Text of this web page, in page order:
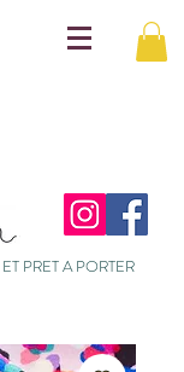
PRET A PORTER